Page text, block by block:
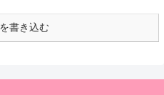
書き込む